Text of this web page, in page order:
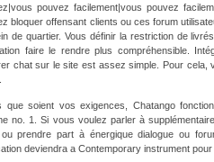
pouvez facilement|vous pouvez
bloquer offensant clients ou ces forum
de quartier. Vous définir la restriction de
faire le rendre plus compréhensible.
chat sur le site est assez simple. Pour cela,
que soient vos exigences, Chatango
no. 1. Si vous voulez parler à
prendre part à énergique dialogue ou
deviendra a Contemporary instrument